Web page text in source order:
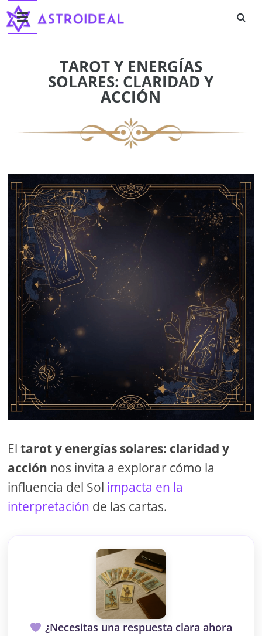
Saltar
contenido
Astroideal
TAROT Y ENERGÍAS
SOLARES: CLARIDAD Y
ACCIÓN
Eltarot y energías solares: claridad y
acción nos invita a explorar cómo la
influencia del Sol impacta en la
interpretación de las cartas.
¿Necesitas una respuesta clara ahora